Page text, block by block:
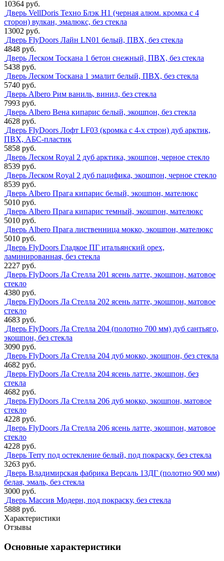
10364 руб.
Дверь VellDoris Техно Блэк H1 (черная алюм. кромка с 4
сторон) вулкан, эмалюкс, без стекла
13002 руб.
Дверь FlyDoors Лайн LN01 белый, ПВХ, без стекла
4848 руб.
Дверь Леском Тоскана 1 бетон снежный, ПВХ, без стекла
5438 руб.
Дверь Леском Тоскана 1 эмалит белый, ПВХ, без стекла
5740 руб.
Дверь Albero Рим ваниль, винил, без стекла
7993 руб.
Дверь Albero Вена кипарис белый, экошпон, без стекла
4628 руб.
Дверь FlyDoors Лофт LF03 (кромка с 4-х строн) дуб арктик,
ПВХ, АБС-пластик
5858 руб.
Дверь Леском Royal 2 дуб арктика, экошпон, черное стекло
8539 руб.
Дверь Леском Royal 2 дуб пацифика, экошпон, черное стекло
8539 руб.
Дверь Albero Прага кипарис белый, экошпон, мателюкс
5010 руб.
Дверь Albero Прага кипарис темный, экошпон, мателюкс
5010 руб.
Дверь Albero Прага лиственница мокко, экошпон, мателюкс
5010 руб.
Дверь FlyDoors Гладкое ПГ итальянский орех,
ламинированная, без стекла
2227 руб.
Дверь FlyDoors Ла Стелла 201 ясень латте, экошпон, матовое
стекло
4380 руб.
Дверь FlyDoors Ла Стелла 202 ясень латте, экошпон, матовое
стекло
4683 руб.
Дверь FlyDoors Ла Стелла 204 (полотно 700 мм) дуб сантьяго,
экошпон, без стекла
3090 руб.
Дверь FlyDoors Ла Стелла 204 дуб мокко, экошпон, без стекла
4682 руб.
Дверь FlyDoors Ла Стелла 204 ясень латте, экошпон, без
стекла
4682 руб.
Дверь FlyDoors Ла Стелла 206 дуб мокко, экошпон, матовое
стекло
4228 руб.
Дверь FlyDoors Ла Стелла 206 ясень латте, экошпон, матовое
стекло
4228 руб.
Дверь Terry под остекление белый, под покраску, без стекла
3263 руб.
Дверь Владимирская фабрика Версаль 13ДГ (полотно 900 мм)
белая, эмаль, без стекла
3000 руб.
Дверь Массив Модерн, под покраску, без стекла
5888 руб.
Характеристики
Отзывы
Основные характеристики